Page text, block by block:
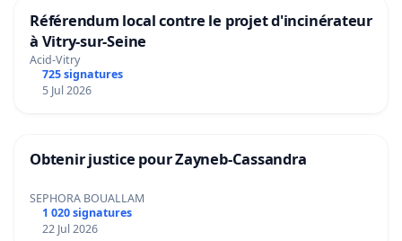
Référendum local contre le projet d'incinérateur
à Vitry-sur-Seine
Acid-Vitry
725 signatures
5 Jul 2026
Obtenir justice pour Zayneb-Cassandra
SEPHORA BOUALLAM
1 020 signatures
22 Jul 2026